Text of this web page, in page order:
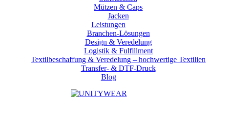
Mützen & Caps
Jacken
Leistungen
Branchen-Lösungen
Design & Veredelung
Logistik & Fulfillment
Textilbeschaffung & Veredelung – hochwertige Textilien
Transfer- & DTF-Druck
Blog